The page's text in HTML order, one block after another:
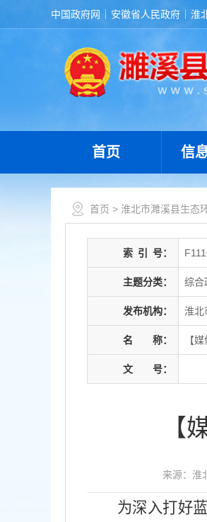
中国政府网 安徽省人民政府 淮
首页 信
首页 > 淮北市濉溪县生态
索 引 号：
主题分类： 综合
发布机构： 淮北
名 称： 【
文 号：
【
来源：淮
为深入打好